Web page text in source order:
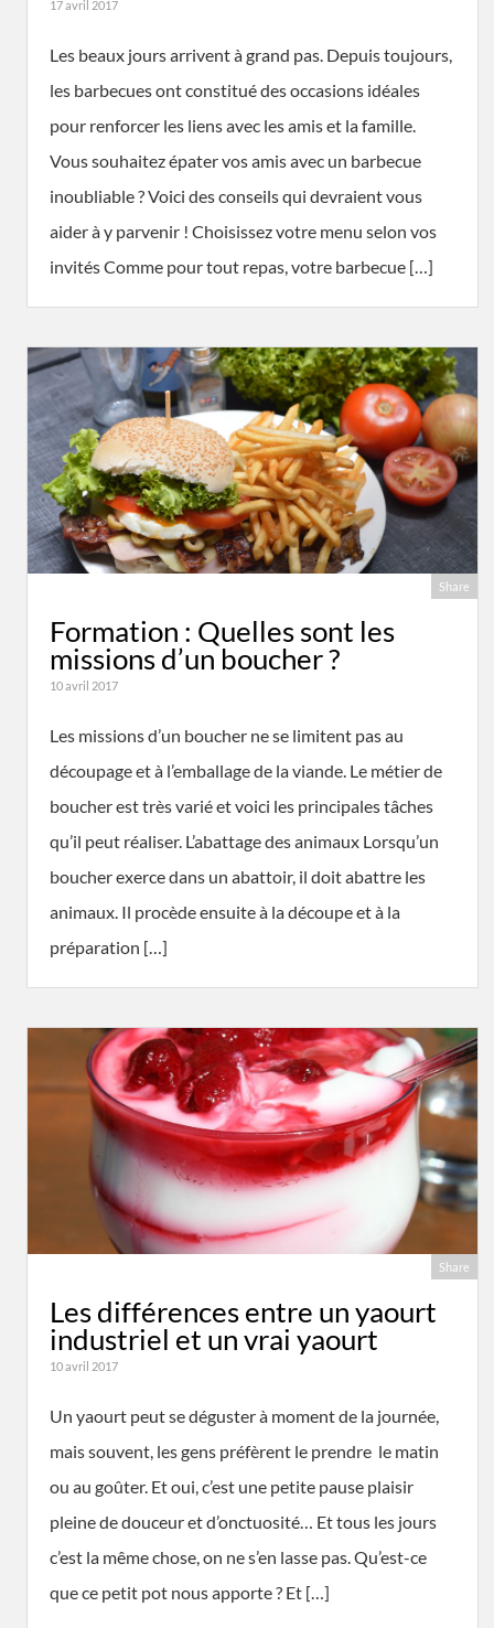
17 avril 2017
Les beaux jours arrivent à grand pas. Depuis toujours,
les barbecues ont constitué des occasions idéales
pour renforcer les liens avec les amis et la famille.
Vous souhaitez épater vos amis avec un barbecue
inoubliable ? Voici des conseils qui devraient vous
aider à y parvenir ! Choisissez votre menu selon vos
invités Comme pour tout repas, votre barbecue […]
Share
Formation : Quelles sont les
missions d’un boucher ?
10 avril 2017
Les missions d’un boucher ne se limitent pas au
découpage et à l’emballage de la viande. Le métier de
boucher est très varié et voici les principales tâches
qu’il peut réaliser. L’abattage des animaux Lorsqu’un
boucher exerce dans un abattoir, il doit abattre les
animaux. Il procède ensuite à la découpe et à la
préparation […]
Share
Les différences entre un yaourt
industriel et un vrai yaourt
10 avril 2017
Un yaourt peut se déguster à moment de la journée,
mais souvent, les gens préfèrent le prendre le matin
ou au goûter. Et oui, c’est une petite pause plaisir
pleine de douceur et d’onctuosité… Et tous les jours
c’est la même chose, on ne s’en lasse pas. Qu’est-ce
que ce petit pot nous apporte ? Et […]